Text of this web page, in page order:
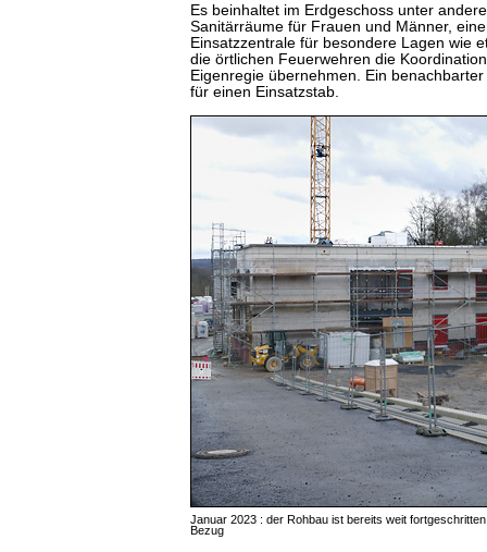
Es beinhaltet im Erdgeschoss unter
Sanitärräume für Frauen und Männer,
Einsatzzentrale für besondere Lagen wie
die örtlichen Feuerwehren die
Eigenregie übernehmen. Ein
für einen Einsatzstab.
Januar 2023 : der Rohbau ist bereits weit
Bezug